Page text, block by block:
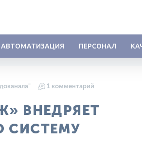
АВТОМАТИЗАЦИЯ ПЕРСОНАЛ
1 комментарий
ВНЕДРЯЕТ
СИСТЕМУ